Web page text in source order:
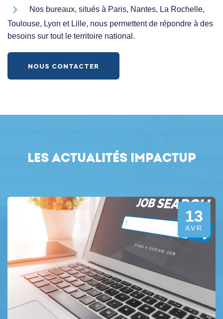
Nos bureaux, situés à Paris, Nantes, La Rochelle,
Toulouse, Lyon et Lille, nous permettent de répondre à des
besoins sur tout le territoire national.
NOUS CONTACTER
Les actualités ImpactUp
13
AVR